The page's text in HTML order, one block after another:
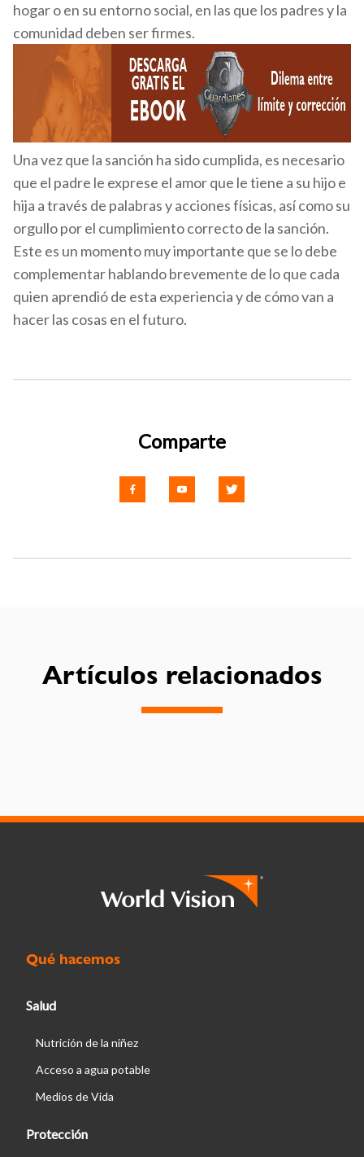
hogar o en su entorno social, en las que los padres y la
comunidad deben ser firmes.
Una vez que la sanción ha sido cumplida, es necesario
que el padre le exprese el amor que le tiene a su hijo e
hija a través de palabras y acciones físicas, así como su
orgullo por el cumplimiento correcto de la sanción.
Este es un momento muy importante que se lo debe
complementar hablando brevemente de lo que cada
quien aprendió de esta experiencia y de cómo van a
hacer las cosas en el futuro.
Comparte
Artículos relacionados
Qué hacemos
Salud
Nutrición de la niñez
Acceso a agua potable
Medios de Vida
Protección